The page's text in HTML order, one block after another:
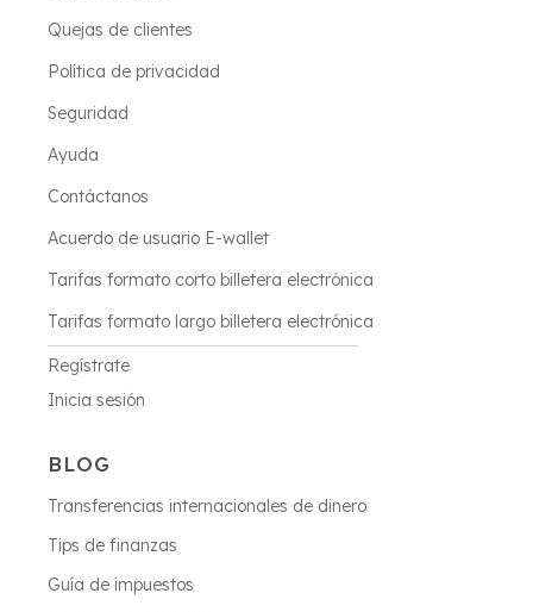
Quejas de clientes
Política de privacidad
Seguridad
Ayuda
Contáctanos
Acuerdo de usuario E-wallet
Tarifas formato corto billetera electrónica
Tarifas formato largo billetera electrónica
Regístrate
Inicia sesión
BLOG
Transferencias internacionales de dinero
Tips de finanzas
Guía de impuestos